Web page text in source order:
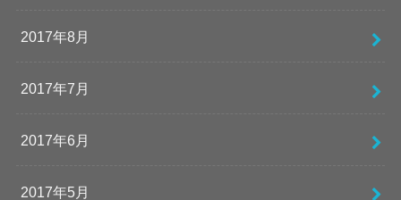
2017年8月
2017年7月
2017年6月
2017年5月